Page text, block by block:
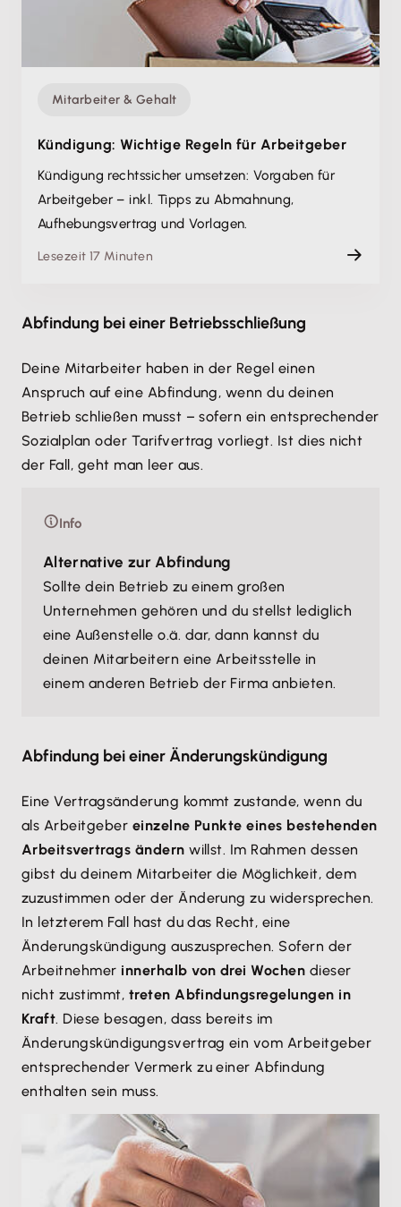
Mitarbeiter & Gehalt
Kündigung: Wichtige Regeln für Arbeitgeber
Kündigung rechtssicher umsetzen: Vorgaben für
Arbeitgeber – inkl. Tipps zu Abmahnung,
Aufhebungsvertrag und Vorlagen.
Lesezeit 17 Minuten
Abfindung bei einer Betriebsschließung
Deine Mitarbeiter haben in der Regel einen
Anspruch auf eine Abfindung, wenn du deinen
Betrieb schließen musst – sofern ein entsprechender
Sozialplan oder Tarifvertrag vorliegt. Ist dies nicht
der Fall, geht man leer aus.
Info
Alternative zur Abfindung
Sollte dein Betrieb zu einem großen
Unternehmen gehören und du stellst lediglich
eine Außenstelle o.ä. dar, dann kannst du
deinen Mitarbeitern eine Arbeitsstelle in
einem anderen Betrieb der Firma anbieten.
Abfindung bei einer Änderungskündigung
Eine Vertragsänderung kommt zustande, wenn du
als Arbeitgeber einzelne Punkte eines bestehenden
Arbeitsvertrags ändern willst. Im Rahmen dessen
gibst du deinem Mitarbeiter die Möglichkeit, dem
zuzustimmen oder der Änderung zu widersprechen.
In letzterem Fall hast du das Recht, eine
Änderungskündigung auszusprechen. Sofern der
Arbeitnehmer innerhalb von drei Wochen dieser
nicht zustimmt, treten Abfindungsregelungen in
Kraft. Diese besagen, dass bereits im
Änderungskündigungsvertrag ein vom Arbeitgeber
entsprechender Vermerk zu einer Abfindung
enthalten sein muss.